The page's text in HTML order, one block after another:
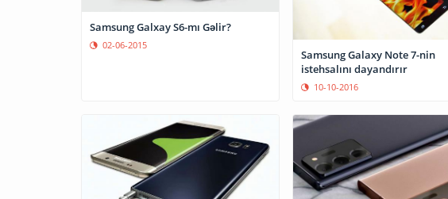
Samsung Galxay S6-mı Gəlir?
02-06-2015
Samsung Galaxy Note 7-nin
istehsalını dayandırır
10-10-2016